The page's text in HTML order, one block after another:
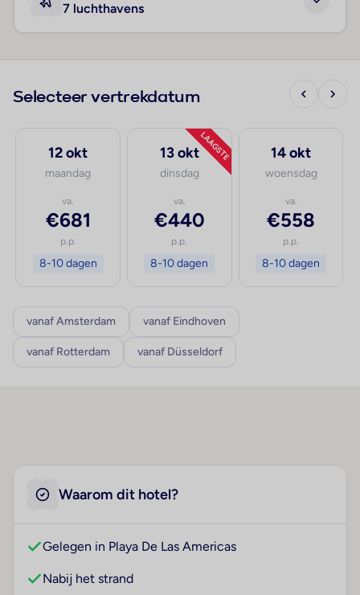
7 luchthavens
Selecteer vertrekdatum
12 okt
maandag
va.
€681
p.p.
8-10 dagen
LAAGSTE
13 okt
dinsdag
va.
€440
p.p.
8-10 dagen
14 okt
woensdag
va.
€558
p.p.
8-10 dagen
vanaf Amsterdam vanaf Eindhoven
vanaf Rotterdam vanaf Düsseldorf
Waarom dit hotel?
Gelegen in Playa De Las Americas
Nabij het strand